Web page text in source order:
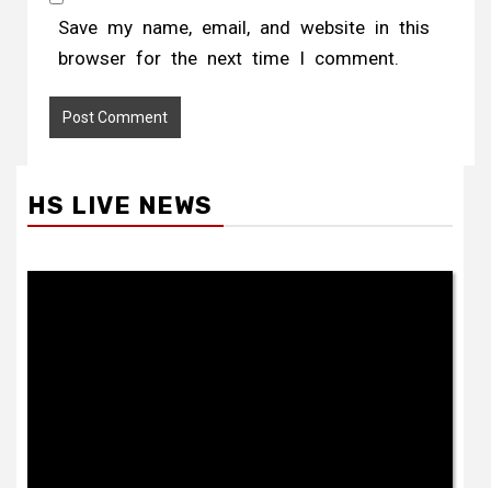
Save my name, email, and website in this
browser for the next time I comment.
HS LIVE NEWS